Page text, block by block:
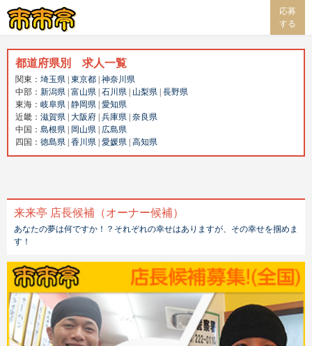
応募
する
都道府県別 求人一覧
関東： 埼玉県 東京都 神奈川県
中部： 新潟県 富山県 石川県 山梨県 長野県
東海： 岐阜県 静岡県 愛知県
近畿： 滋賀県 大阪府 兵庫県 奈良県
中国： 島根県 岡山県
広島県
四国： 徳島県 香川県 愛媛県 高知県
来来亭 店長候補（オーナー候補）
あなたの夢は何ですか！？それぞれの幸せはありますが、その幸せを掴めま
す！